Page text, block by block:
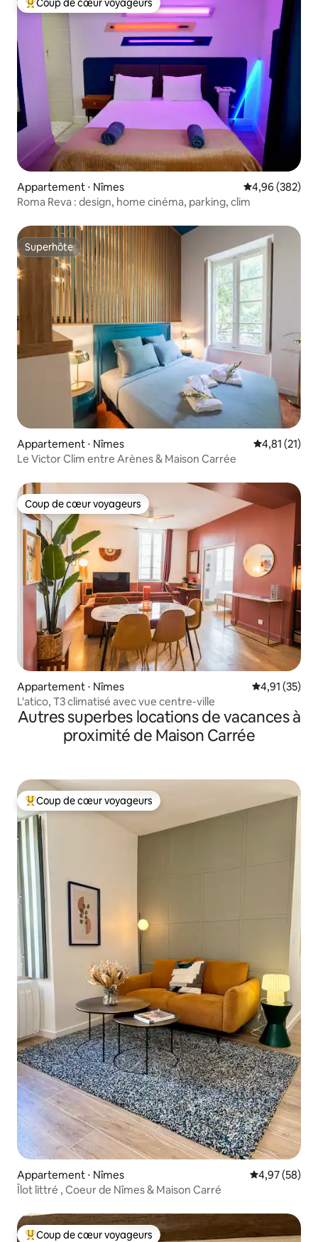
Coups de cœur voyageurs les plus appréciés
Coup de cœur voyageurs
Appartement ⋅ Nîmes Évaluation
4,96 (382)
Roma Reva : design, home cinéma, parking, clim
Superhôte
Superhôte
Appartement ⋅ Nîmes Évaluation
4,81 (21)
Le Victor Clim entre Arènes & Maison Carrée
Coup de cœur voyageurs
Coup de cœur voyageurs
Appartement ⋅ Nîmes Évaluation
4,91 (35)
L'atico, T3 climatisé avec vue centre-ville
Autres superbes locations de vacances à
proximité de Maison Carrée
Coups de cœur voyageurs les plus appréciés
Coup de cœur voyageurs
Appartement ⋅ Nîmes Évaluation
4,97 (58)
Îlot littré , Coeur de Nîmes & Maison Carré
Coup de cœur voyageurs